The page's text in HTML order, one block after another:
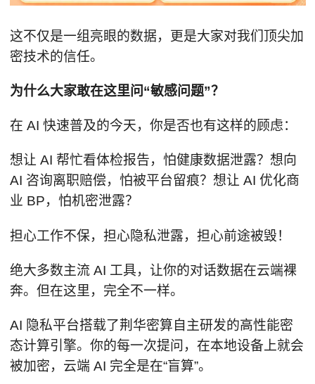
这不仅是一组亮眼的数据，更是大家对我们顶尖加
密技术的信任。
为什么大家敢在这里问 “敏感问题”？
在 AI 快速普及的今天，你是否也有这样的顾虑：
想让 AI 帮忙看体检报告，怕健康数据泄露？想向
AI 咨询离职赔偿，怕被平台留痕？想让 AI 优化商
业 BP，怕机密泄露？
担心工作不保，担心隐私泄露，担心前途被毁！
绝大多数主流 AI 工具，让你的对话数据在云端裸
奔。但在这里，完全不一样。
AI 隐私平台搭载了荆华密算自主研发的高性能密
态计算引擎。你的每一次提问，在本地设备上就会
被加密，云端 AI 完全是在“盲算”。